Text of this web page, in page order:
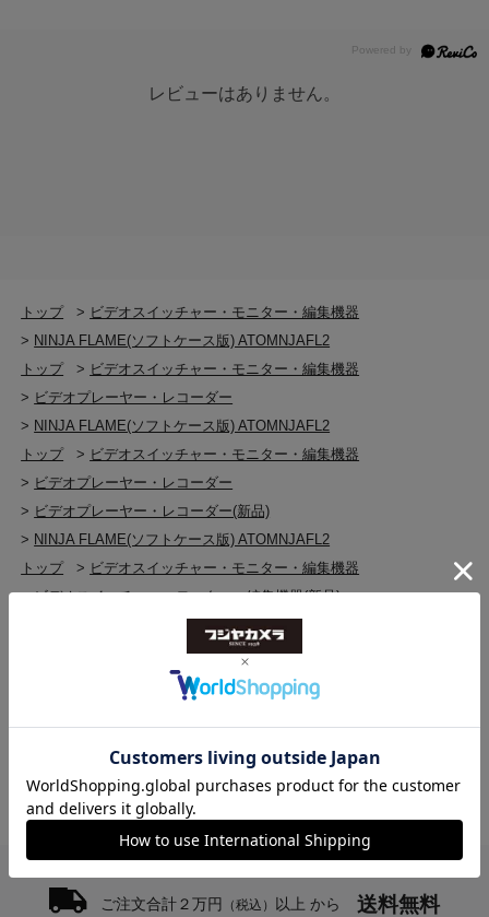
レビューはありません。
トップ > ビデオスイッチャー・モニター・編集機器
> NINJA FLAME(ソフトケース版) ATOMNJAFL2
トップ
> ビデオスイッチャー・モニター・編集機器
> ビデオプレーヤー・レコーダー
> NINJA FLAME(ソフトケース版) ATOMNJAFL2
トップ
> ビデオスイッチャー・モニター・編集機器
> ビデオプレーヤー・レコーダー
> ビデオプレーヤー・レコーダー(新品)
> NINJA FLAME(ソフトケース版) ATOMNJAFL2
トップ
> ビデオスイッチャー・モニター・編集機器
>ビデオスイッチャー・モニター・編集機器(新品)
NINJA FLAME(ソフトケース版) ATOMNJAFL2
ご注文合計２万円 （税込） 以上 から 送料無料